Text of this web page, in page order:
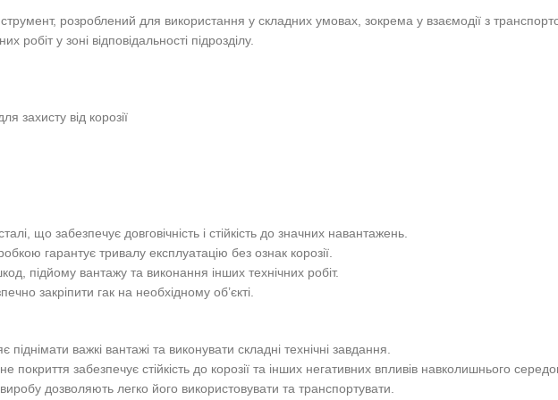
розроблений для використання у складних умовах, зокрема у взаємодії з
у зоні відповідальності підрозділу.
захисту від корозії
що забезпечує довговічність і стійкість до значних навантажень.
гарантує тривалу експлуатацію без ознак корозії.
підйому вантажу та виконання інших технічних робіт.
закріпити гак на необхідному об’єкті.
важкі вантажі та виконувати складні технічні завдання.
покриття забезпечує стійкість до корозії та інших негативних впливів навколишнього
дозволяють легко його використовувати та транспортувати.